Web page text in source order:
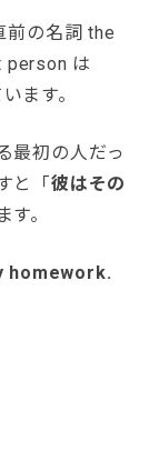
の名詞 the
は
ます。
最初の人だっ
と「彼はその
す。
homework.